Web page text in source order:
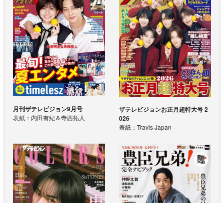
月刊ザテレビジョン9月号
表紙：内田有紀＆寺西拓人
ザテレビジョンお正月超特大号 2
026
表紙：Travis Japan